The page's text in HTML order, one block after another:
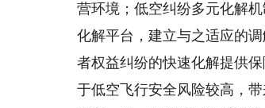
营环境；低空纠纷多元化解
化解平台，建立与之适应的
者权益纠纷的快速化解提供
于低空飞行安全风险较高，